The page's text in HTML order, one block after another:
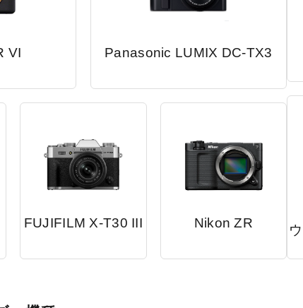
VI Panasonic LUMIX DC-TX3
FUJIFILM X-T30 III Nikon ZR